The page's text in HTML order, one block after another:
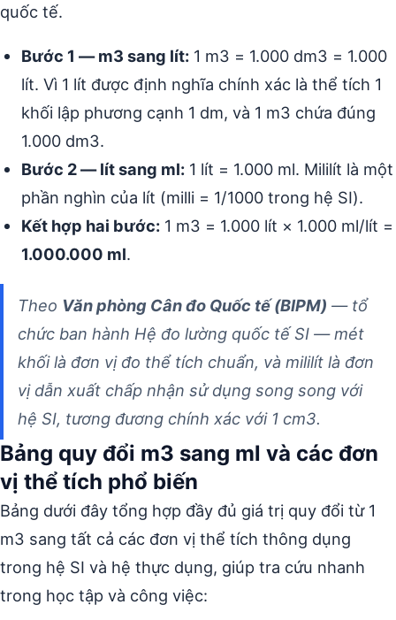
quốc tế.
Bước 1 — m3 sang lít: 1 m3 = 1.000 dm3 = 1.000
lít. Vì 1 lít được định nghĩa chính xác là thể tích 1
khối lập phương cạnh 1 dm, và 1 m3 chứa đúng
1.000 dm3.
Bước 2 — lít sang ml: 1 lít = 1.000 ml. Mililít là một
phần nghìn của lít (milli = 1/1000 trong hệ SI).
Kết hợp hai bước: 1 m3 = 1.000 lít × 1.000 ml/lít =
1.000.000 ml.
Theo Văn phòng Cân đo Quốc tế (BIPM) — tổ
chức ban hành Hệ đo lường quốc tế SI — mét
khối là đơn vị đo thể tích chuẩn, và mililít là đơn
vị dẫn xuất chấp nhận sử dụng song song với
hệ SI, tương đương chính xác với 1 cm3.
Bảng quy đổi m3 sang ml và các đơn
vị thể tích phổ biến
Bảng dưới đây tổng hợp đầy đủ giá trị quy đổi từ 1
m3 sang tất cả các đơn vị thể tích thông dụng
trong hệ SI và hệ thực dụng, giúp tra cứu nhanh
trong học tập và công việc: